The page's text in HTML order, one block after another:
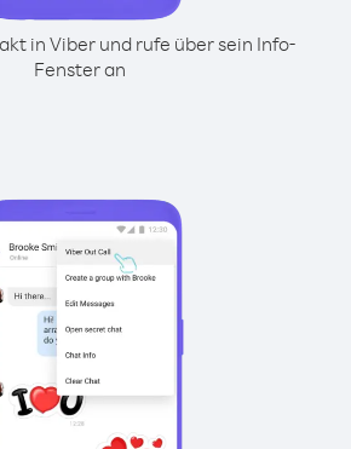
in Viber und rufe über sein Info-
Fenster an